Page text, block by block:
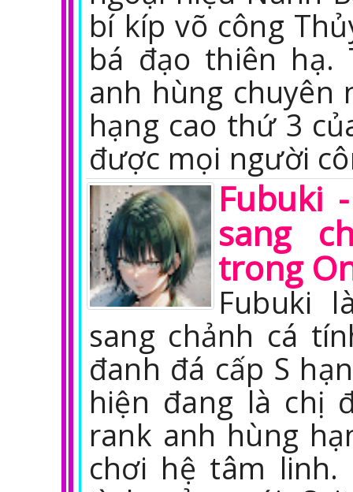
bí kíp võ công
bá đạo thiên
anh hùng chuyên
hạng cao thứ 3
được mọi người
Fubuki
sang
trong
Fubuki
sang chảnh cá
đanh đá cấp S
hiện đang là chị
rank anh hùng
chơi hệ tâm